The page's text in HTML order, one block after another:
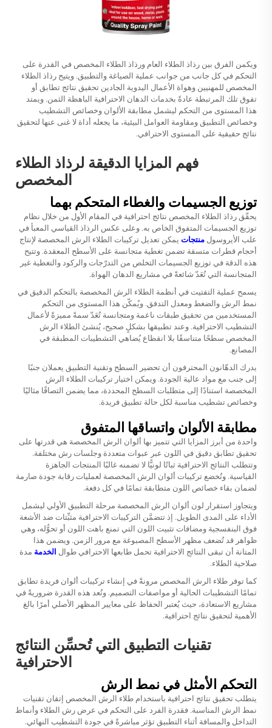
ويكمن الفرق بين رذاذ الطلاء العام ورذاذ الطلاء المخصص في القدرة على
التحكم في كل جانب من جوانب عملية الصياغة والتطبيق. ويتيح رذاذ الطلاء
المخصص للمهنيين وهواة الأعمال اليدوية الجادين تحقيق نتائج تطابق أو
تفوق تلك المرتبطة عادةً بخدمات الدهان الاحترافية الباهظة الثمن. ويمتد
هذا المستوى من التحكم ليشمل مطابقة الألوان وخصائص التشطيب
وخصائص التطبيق ومقاومة العوامل البيئية، ما يجعله أداة لا غنى عنها لتحقيق
نتائج حقيقية على المستوى الاحترافي.
فهم المزايا الدقيقة لرذاذ الطلاء
المخصص
توزيع الجسيمات والغطاء المتحكم بهما
يحقّق رذاذ الطلاء المخصص نتائج احترافية في المقام الأول من خلال نظام
توزيع الجسيمات المتفوق الخاص به. وعلى عكس الرذاذ القياسي المعبأ في
علب الأيروسول منتجات يمكن تعديل تركيبات الطلاء الرش المخصصة لإنتاج
أحجام قطرات متسقة تضمن تغطية متجانسة على الأسطح المعقدة. وتتيح
هذه الدقة في توزيع الجسيمات التخلص من التدرّجات والركود والتغطية غير
المتجانسة التي تُعَدّ شائعةً في مشاريع الدهان الهواة.
يسمح عملية التفتيت في أنظمة الطلاء الرش المخصصة بالتحكم الدقيق في
نمط الرش والضغط ومعدل التدفق. ويُمكّن هذا المستوى من التحكم
المستخدمين من تحقيق طبقات ناعمة ومتجانسة تُعَدّ سمةً مميزةً لأعمال
التشطيب الاحترافية. وعند تطبيقها بشكلٍ صحيح، يُنشئ الطلاء الرش
المخصص سطحًا متناسقًا بلا انقطاع يُضاهي التشطيبات المطبقة في
المصانع.
يدرك الدهّانون المحترفون أن تحضير السطح وتقنية التطبيق يعملان جنبًا
إلى جنب مع مواد عالية الجودة. ويمكن اختيار تركيبات الطلاء الرش
المخصصة استنادًا إلى متطلبات السطح المحددة، مما يضمن التصاقًا مثاليًا
وخصائص تشطيب مناسبة لكل حالة تطبيق فريدة.
مطابقة الألوان واتساقها المتفوق
واحدة من أبرز المزايا التي تتميز بها ألوان الرش المخصصة هي قدرتها على
تحقيق تطابق دقيق في اللون عبر عبوات متعددة وجلسات رش مختلفة.
وتتطلب النتائج الاحترافية ثباتًا لونيًّا لا تضمنه غالبًا المنتجات الجاهزة
القياسية. وتُخضع تركيبات ألوان الرش المخصصة لعمليات رقابة جودة صارمة
لضمان بقاء خصائص اللون متطابقة تمامًا في كل دفعة.
ويتجاوز استقرار لون ألوان الرش المخصصة مرحلة التطبيق الأولي ليشمل
الأداء على المدى الطويل. إذ تتضمَّن التركيبات الاحترافية مثبِّتات ضد الأشعة
فوق البنفسجية ومضافات تثبيت اللون التي تمنع باهت اللون أو تحوُّله، وهي
ظواهر قد تُضعف مظهر الأسطح المصبوغة مع مرور الزمن. ويضمن هذا
المتانة أن تبقى النتائج الاحترافية تحمل طابعها الاحترافي طوال الخدمة مدة
صلاحية الطلاء.
كما توفر طلاء الرش المخصص مرونةً في إنشاء تركيبات ألوان فريدة تطابق
تمامًا التشطيبات الحالية أو مواصفات التصميم. وتُعد هذه القدرة ضروريةً في
مشاريع الاستعادة، حيث يُعتبر الحفاظ على معايير المظهر الأصلي أمرًا بالغ
الأهمية لتحقيق نتائج احترافية.
تقنيات التطبيق التي تُحسِّن النتائج
الاحترافية
التحكم الأمثل في نمط الرش
يتطلب تحقيق نتائج احترافية باستخدام طلاء الرش المخصص إتقان تقنيات
نمط الرش المناسبة. فقدرة الفرد على التحكم في عرض رش الطلاء وأنماط
التداخل والمسافة أثناء التطبيق تؤثر مباشرةً في جودة التشطيب النهائي.